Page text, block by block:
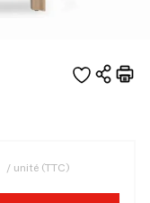
/ unité (TTC)